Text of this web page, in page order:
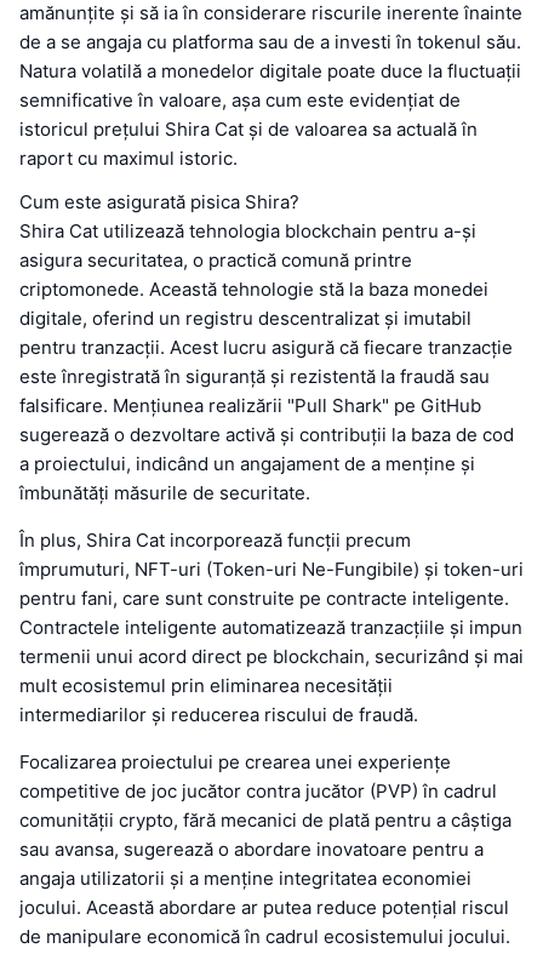
amănunțite și să ia în considerare riscurile inerente înainte
de a se angaja cu platforma sau de a investi în tokenul său.
Natura volatilă a monedelor digitale poate duce la fluctuații
semnificative în valoare, așa cum este evidențiat de
istoricul prețului Shira Cat și de valoarea sa actuală în
raport cu maximul istoric.
Cum este asigurată pisica Shira?
Shira Cat utilizează tehnologia blockchain pentru a-și
asigura securitatea, o practică comună printre
criptomonede. Această tehnologie stă la baza monedei
digitale, oferind un registru descentralizat și imutabil
pentru tranzacții. Acest lucru asigură că fiecare tranzacție
este înregistrată în siguranță și rezistentă la fraudă sau
falsificare. Mențiunea realizării "Pull Shark" pe GitHub
sugerează o dezvoltare activă și contribuții la baza de cod
a proiectului, indicând un angajament de a menține și
îmbunătăți măsurile de securitate.
În plus, Shira Cat incorporează funcții precum
împrumuturi, NFT-uri (Token-uri Ne-Fungibile) și token-uri
pentru fani, care sunt construite pe contracte inteligente.
Contractele inteligente automatizează tranzacțiile și impun
termenii unui acord direct pe blockchain, securizând și mai
mult ecosistemul prin eliminarea necesității
intermediarilor și reducerea riscului de fraudă.
Focalizarea proiectului pe crearea unei experiențe
competitive de joc jucător contra jucător (PVP) în cadrul
comunității crypto, fără mecanici de plată pentru a câștiga
sau avansa, sugerează o abordare inovatoare pentru a
angaja utilizatorii și a menține integritatea economiei
jocului. Această abordare ar putea reduce potențial riscul
de manipulare economică în cadrul ecosistemului jocului.